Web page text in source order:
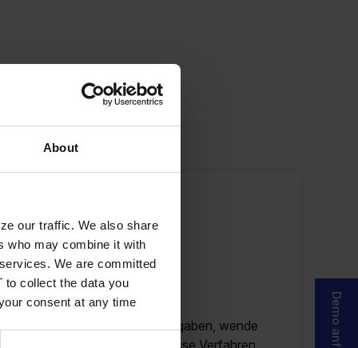
About
our traffic. We also share
who may combine it with
We are committed
to collect the data you
consent at any time
und komplexen Aufgaben, wende